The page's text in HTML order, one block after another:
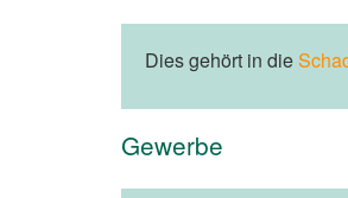
Dies gehört in die
Gewerbe